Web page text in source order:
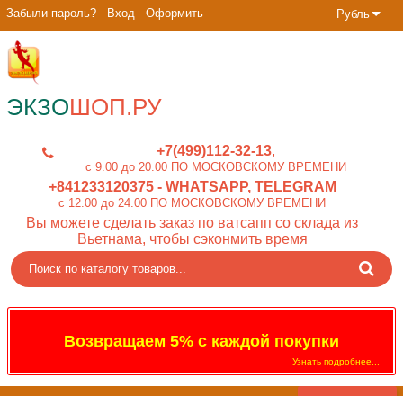
Рубль
Забыли пароль? Вход Оформить
ЭКЗОШОП.РУ
+7(499)112-32-13
c 9.00 до 20.00 ПО МОСКОВСКОМУ ВРЕМЕНИ
+841233120375- WHATSAPP, TELEGRAM
c 12.00 до 24.00 ПО МОСКОВСКОМУ ВРЕМЕНИ
Вы можете сделать заказ по ватсапп со склада из
Вьетнама, чтобы сэконмить время
Возвращаем 5% с каждой покупки
Узнать подробнее...